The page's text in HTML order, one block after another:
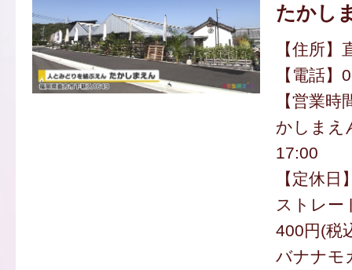
たかし
【住所
【電話
【営業
かしまえ
17:00
【定休
ストレー
400円(税
バナナモ